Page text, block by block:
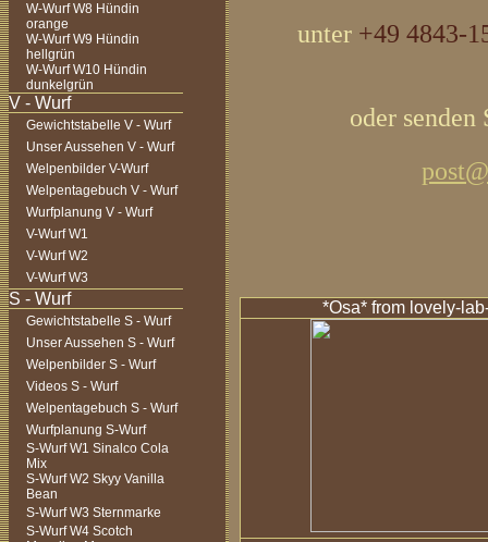
W-Wurf W8 Hündin
orange
W-Wurf W9 Hündin
hellgrün
W-Wurf W10 Hündin
dunkelgrün
Gewichtstabelle V - Wurf
Unser Aussehen V - Wurf
Welpenbilder V-Wurf
Welpentagebuch V - Wurf
Wurfplanung V - Wurf
V-Wurf W1
V-Wurf W2
V-Wurf W3
Gewichtstabelle S - Wurf
Unser Aussehen S - Wurf
Welpenbilder S - Wurf
Videos S - Wurf
Welpentagebuch S - Wurf
Wurfplanung S-Wurf
S-Wurf W1 Sinalco Cola
Mix
S-Wurf W2 Skyy Vanilla
Bean
S-Wurf W3 Sternmarke
S-Wurf W4 Scotch
unter +49 4843-
oder
*Osa* from lovely-